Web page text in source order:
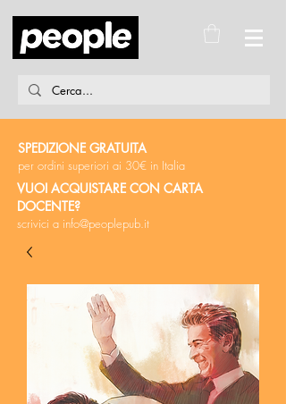
SPEDIZIONE GRATUITA
per ordini superiori ai 30€ in Italia
VUOI ACQUISTARE CON CARTA
DOCENTE?
scrivici a info@peoplepub.it